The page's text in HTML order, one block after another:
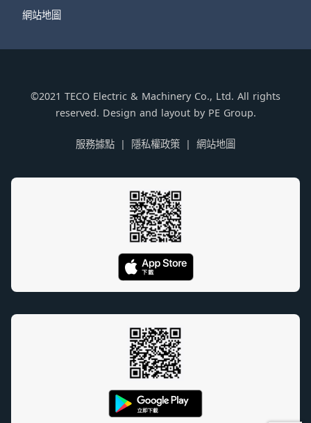
網站地圖
©2021 TECO Electric & Machinery Co., Ltd. All rights
reserved. Design and layout by PE Group.
服務據點 隱私權政策 網站地圖